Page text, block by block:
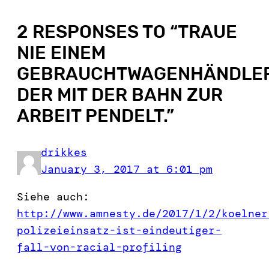
2 RESPONSES TO “TRAUE
NIE EINEM
DER MIT DER BAHN ZUR
ARBEIT PENDELT.”
drikkes
January 3, 2017 at 6:01 pm
Siehe auch:
http://www.amnesty.de/2017/1/2/
polizeieinsatz-ist-eindeutiger-
fall-von-racial-profiling